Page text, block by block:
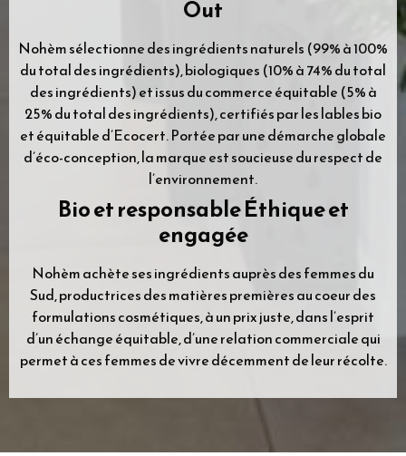
La double certification
Les laboratoires Guinot font partie des rares
établissements de fabrication de Cosmétiques à avoir
été certifiés par deux normes de qualité délivrées par le
Bureau International de Certification VERITAS.